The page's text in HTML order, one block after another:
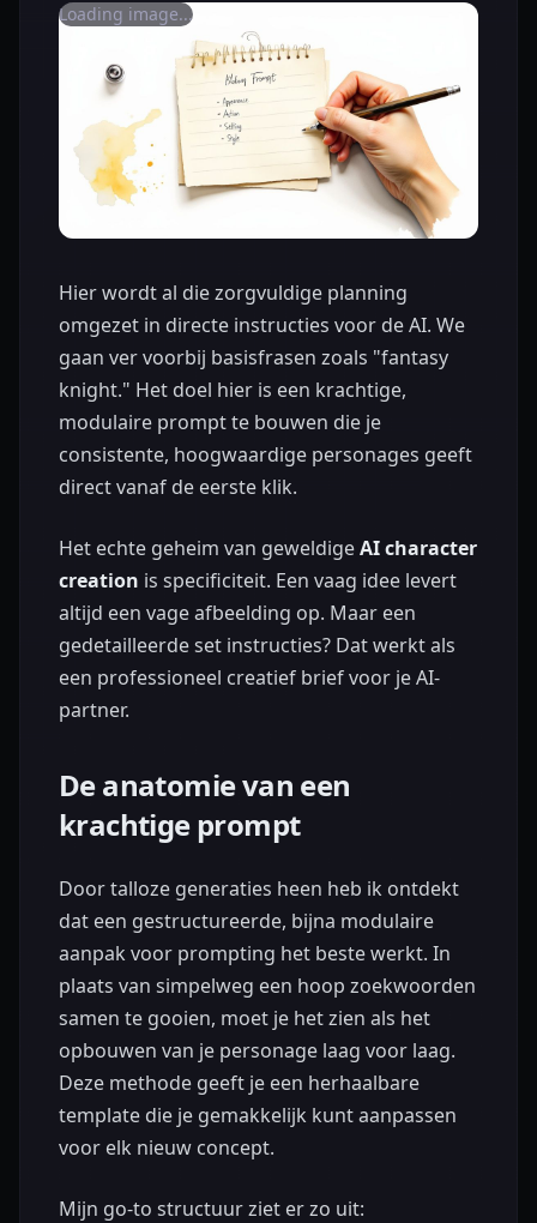
Loading image...
Hier wordt al die zorgvuldige planning
omgezet in directe instructies voor de AI. We
gaan ver voorbij basisfrasen zoals "fantasy
knight." Het doel hier is een krachtige,
modulaire prompt te bouwen die je
consistente, hoogwaardige personages geeft
direct vanaf de eerste klik.
Het echte geheim van geweldigeAI character
creation is specificiteit. Een vaag idee levert
altijd een vage afbeelding op. Maar een
gedetailleerde set instructies? Dat werkt als
een professioneel creatief brief voor je AI-
partner.
De anatomie van een
krachtige prompt
Door talloze generaties heen heb ik ontdekt
dat een gestructureerde, bijna modulaire
aanpak voor prompting het beste werkt. In
plaats van simpelweg een hoop zoekwoorden
samen te gooien, moet je het zien als het
opbouwen van je personage laag voor laag.
Deze methode geeft je een herhaalbare
template die je gemakkelijk kunt aanpassen
voor elk nieuw concept.
Mijn go-to structuur ziet er zo uit: